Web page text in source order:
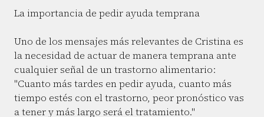
La importancia de pedir ayuda temprana
Uno de los mensajes más relevantes de Cristina es
la necesidad de actuar de manera temprana ante
cualquier señal de un trastorno alimentario:
"Cuanto más tardes en pedir ayuda, cuanto más
tiempo estés con el trastorno, peor pronóstico vas
a tener y más largo será el tratamiento."